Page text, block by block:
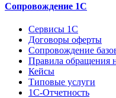
Сопровождение 1С
Сервисы 1С
Договоры оферты
Сопровождение
Правила обращения
Кейсы
Типовые услуги
1С-Отчетность